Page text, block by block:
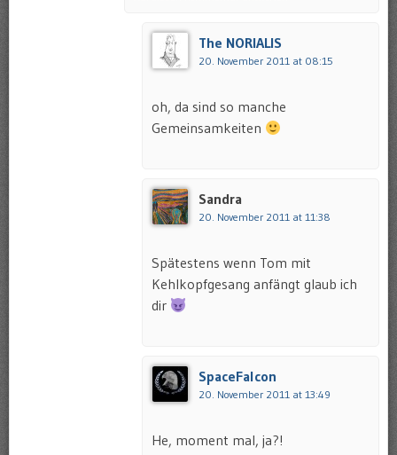
The NORIALIS
20. November 2011 at 08:15
oh, da sind so manche
Gemeinsamkeiten
Sandra
20. November 2011 at 11:38
Spätestens wenn Tom mit
Kehlkopfgesang anfängt glaub ich
dir
SpaceFalcon
20. November 2011 at 13:49
He, moment mal, ja?!